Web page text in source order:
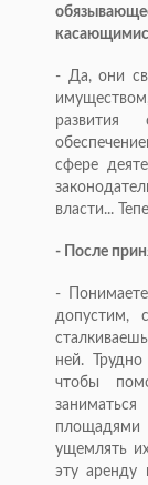
- Да, они
развития
сфере
власти...
- После
-
допустим,
ней.
чтобы
площадями
ущемлять
эту аренду